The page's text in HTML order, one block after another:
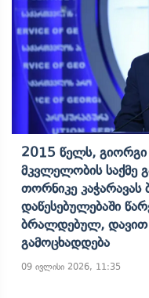
2015 Წელს, Გიორგი
Მკვლელობის Საქმე
Თორნიკე Კაჭარავას
Დაწესებულებაში
Ბრალდებულ, Დავით
Გამოცხადდება
09 ივლისი 2026, 11:35